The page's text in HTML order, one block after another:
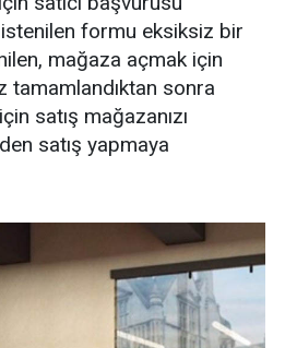
formu eksiksiz bir
mağaza açmak için
tamamlandıktan sonra
satış mağazanızı
satış yapmaya